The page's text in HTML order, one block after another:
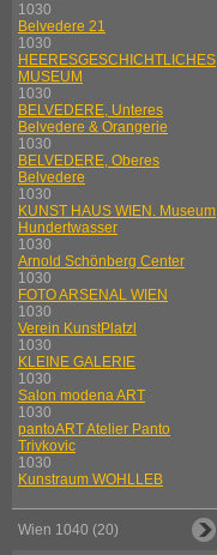
1030
Belvedere 21
1030
HEERESGESCHICHTLICHES
MUSEUM
1030
BELVEDERE, Unteres
Belvedere & Orangerie
1030
BELVEDERE, Oberes
Belvedere
1030
KUNST HAUS WIEN. Museum
Hundertwasser
1030
Arnold Schönberg Center
1030
FOTO ARSENAL WIEN
1030
Verein KunstPlatzl
1030
KLEINE GALERIE
1030
Salon modena ART
1030
pantoART Atelier Panto
Trivkovic
1030
Kunstraum WOHLLEB
Wien 1040 (20)